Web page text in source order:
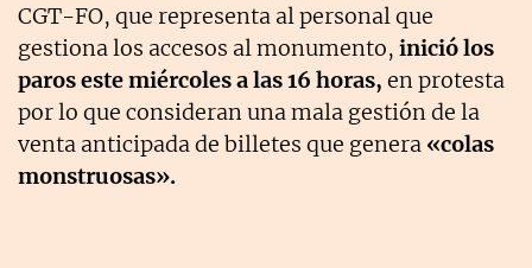
CGT-FO, que representa al personal que
gestiona los accesos al monumento, inició los
paros este miércoles a las 16 horas, en protesta
por lo que consideran una mala gestión de la
venta anticipada de billetes que genera «colas
monstruosas».